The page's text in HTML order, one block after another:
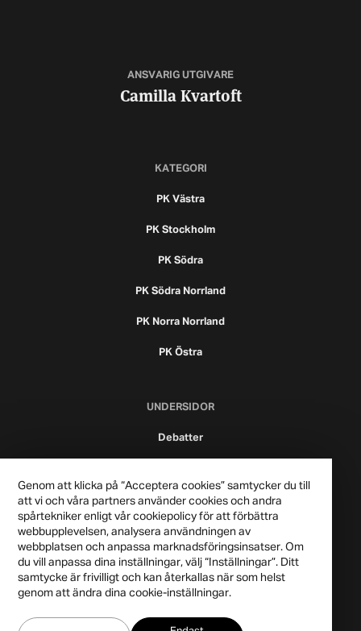
ANSVARIG UTGIVARE
Camilla Kvartoft
KATEGORI
PK Västra
PK Stockholm
PK Södra
PK Södra Norrland
PK Norra Norrland
PK Östra
UNDERSIDOR
Debatter
Podcast
Genom att klicka på “Acceptera cookies” samtycker du till
att vi och våra partners använder cookies och andra
spårtekniker enligt vår cookiepolicy för att förbättra
webbupplevelsen, analysera användningen av
webbplatsen och anpassa marknadsföringsinsatser. Om
du vill anpassa dina inställningar, välj “Inställningar”. Ditt
samtycke är frivilligt och kan återkallas när som helst
genom att ändra dina cookie-inställningar.